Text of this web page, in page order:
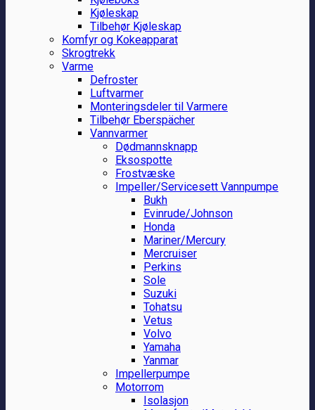
Kjøleskap
Tilbehør Kjøleskap
Komfyr og Kokeapparat
Skrogtrekk
Varme
Defroster
Luftvarmer
Monteringsdeler til Varmere
Tilbehør Eberspächer
Vannvarmer
Dødmannsknapp
Eksospotte
Frostvæske
Impeller/Servicesett Vannpumpe
Bukh
Evinrude/Johnson
Honda
Mariner/Mercury
Mercruiser
Perkins
Sole
Suzuki
Tohatsu
Vetus
Volvo
Yamaha
Yanmar
Impellerpumpe
Motorrom
Isolasjon